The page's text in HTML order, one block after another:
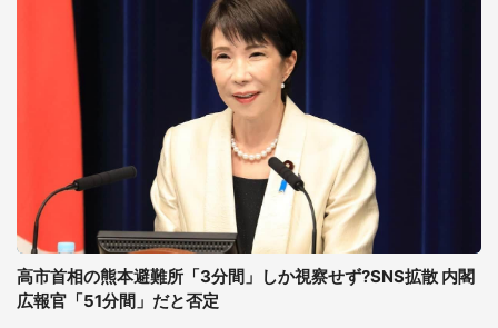
高市首相の熊本避難所「3分間」しか視察せず?SNS拡散 内閣
広報官「51分間」だと否定